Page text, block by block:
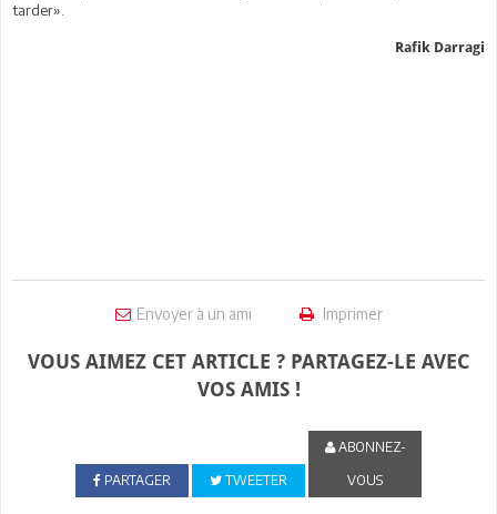
tarder».
Rafik Darragi
Envoyer à un ami Imprimer
VOUS AIMEZ CET ARTICLE ? PARTAGEZ-LE AVEC
VOS AMIS !
PARTAGER TWEETER
ABONNEZ-
VOUS